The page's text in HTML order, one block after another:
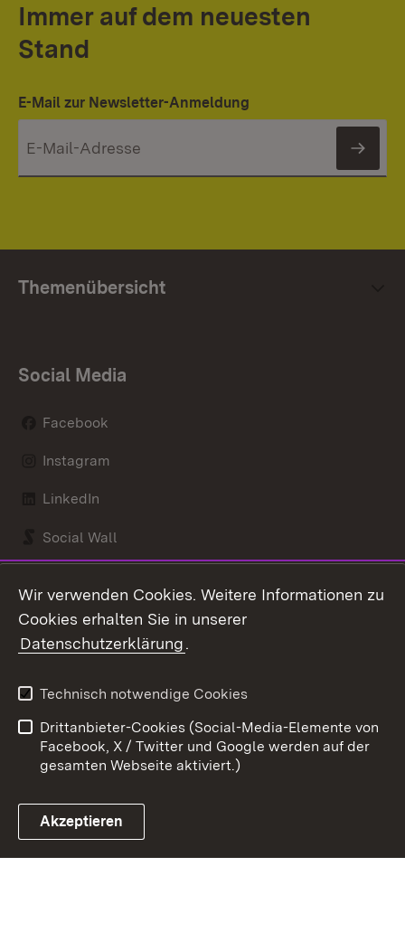
Immer auf dem neuesten
Stand
E-Mail zur Newsletter-Anmeldung
Themenübersicht
Social Media
Facebook
Instagram
LinkedIn
Social Wall
Link zum Landesportal
Kontakt
Barrierefreiheit
Impressum
Cookies
Wir verwenden Cookies. Weitere Informationen zu
Cookies erhalten Sie in unserer
Datenschutzerklärung.
Technisch notwendige Cookies
Drittanbieter-Cookies (Social-Media-Elemente von
Facebook, X / Twitter und Google werden auf der
gesamten Webseite aktiviert.)
Akzeptieren